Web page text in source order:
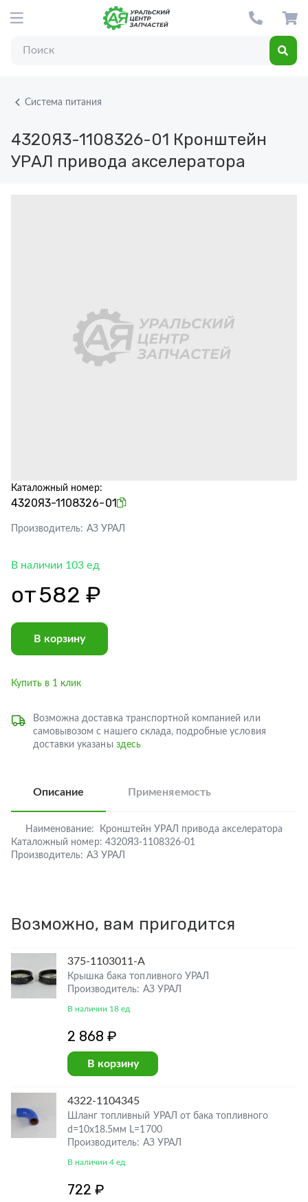
Система питания
4320Я3-1108326-01 Кронштейн
УРАЛ привода акселератора
Каталожный номер:
4320Я3-1108326-01
Производитель: АЗ УРАЛ
В наличии 103 ед
от582 ₽
В корзину
Купить в 1 клик
Возможна доставка транспортной компанией или
самовывозом с нашего склада, подробные условия
доставки указаны здесь
Описание Применяемость
Наименование:
Кронштейн УРАЛ привода акселератора
Каталожный номер: 4320Я3-1108326-01
Производитель: АЗ УРАЛ
Возможно, вам пригодится
375-1103011-А
Крышка бака топливного УРАЛ
Производитель: АЗ УРАЛ
В наличии 18 ед
2 868 ₽
В корзину
4322-1104345
Шланг топливный УРАЛ от бака топливного
d=10х18.5мм L=1700
Производитель: АЗ УРАЛ
В наличии 4 ед
722 ₽